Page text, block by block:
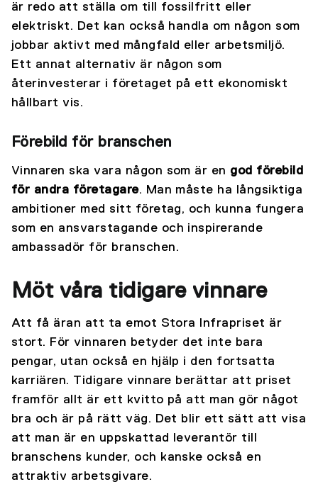
är redo att ställa om till fossilfritt eller
elektriskt. Det kan också handla om någon som
jobbar aktivt med mångfald eller arbetsmiljö.
Ett annat alternativ är någon som
återinvesterar i företaget på ett ekonomiskt
hållbart vis.
Förebild för branschen
Vinnaren ska vara någon som är en god förebild
för andra företagare. Man måste ha långsiktiga
ambitioner med sitt företag, och kunna fungera
som en ansvarstagande och inspirerande
ambassadör för branschen.
Möt våra tidigare vinnare
Att få äran att ta emot Stora Infrapriset är
stort. För vinnaren betyder det inte bara
pengar, utan också en hjälp i den fortsatta
karriären. Tidigare vinnare berättar att priset
framför allt är ett kvitto på att man gör något
bra och är på rätt väg. Det blir ett sätt att visa
att man är en uppskattad leverantör till
branschens kunder, och kanske också en
attraktiv arbetsgivare.